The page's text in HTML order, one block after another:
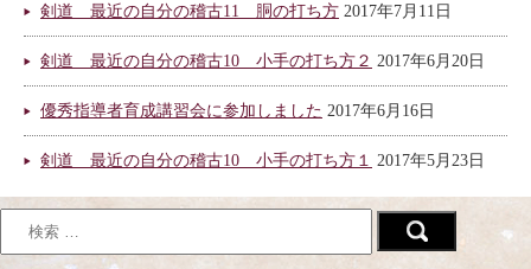
剣道 最近の自分の稽古11 胴の打ち方 2017年7月11日
剣道 最近の自分の稽古10 小手の打ち方２ 2017年6月20日
優秀指導者育成講習会に参加しました 2017年6月16日
剣道 最近の自分の稽古10 小手の打ち方１ 2017年5月23日